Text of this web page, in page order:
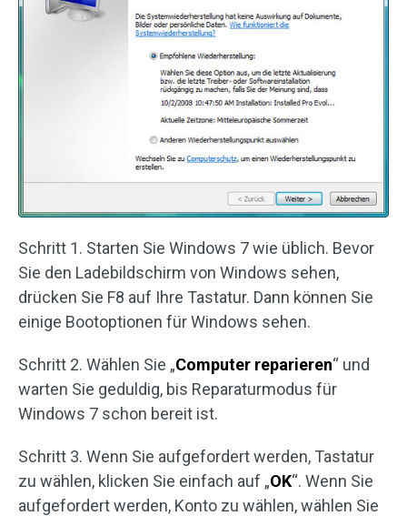
Schritt 1. Starten Sie Windows 7 wie üblich. Bevor
Sie den Ladebildschirm von Windows sehen,
drücken Sie F8 auf Ihre Tastatur. Dann können Sie
einige Bootoptionen für Windows sehen.
Schritt 2. Wählen Sie „Computer reparieren“ und
warten Sie geduldig, bis Reparaturmodus für
Windows 7 schon bereit ist.
Schritt 3. Wenn Sie aufgefordert werden, Tastatur
zu wählen, klicken Sie einfach auf „OK“. Wenn Sie
aufgefordert werden, Konto zu wählen, wählen Sie